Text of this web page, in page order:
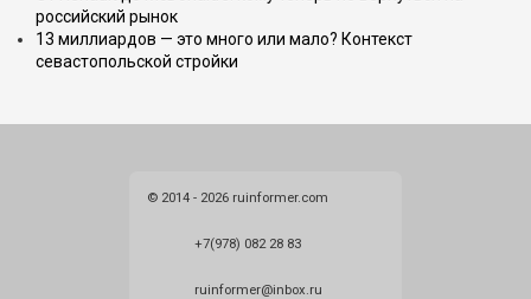
российский рынок
13 миллиардов — это много или мало? Контекст
севастопольской стройки
© 2014 - 2026 ruinformer.com
+7(978) 082 28 83
ruinformer@inbox.ru